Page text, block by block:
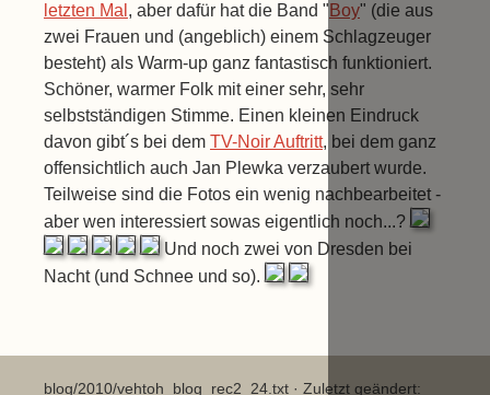
letzten Mal , aber dafür hat die Band " Boy" (die aus
zwei Frauen und (angeblich) einem Schlagzeuger
besteht) als Warm-up ganz fantastisch funktioniert.
Schöner, warmer Folk mit einer sehr, sehr
selbstständigen Stimme. Einen kleinen Eindruck
davon gibt´s bei dem TV-Noir Auftritt, bei dem ganz
offensichtlich auch Jan Plewka verzaubert wurde.
Teilweise sind die Fotos ein wenig nachbearbeitet -
aber wen interessiert sowas eigentlich noch...?
Und noch zwei von Dresden bei
Nacht (und Schnee und so).
blog/2010/vehtoh_blog_rec2_24.txt · Zuletzt geändert: